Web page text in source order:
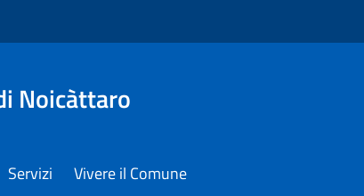
Noicàttaro
Servizi Vivere il Comune